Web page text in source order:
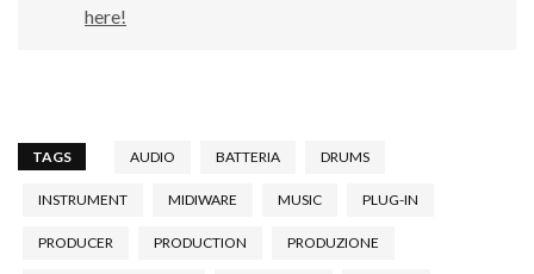
here!
TAGS AUDIO BATTERIA DRUMS
INSTRUMENT MIDIWARE MUSIC PLUG-IN
PRODUCER PRODUCTION PRODUZIONE